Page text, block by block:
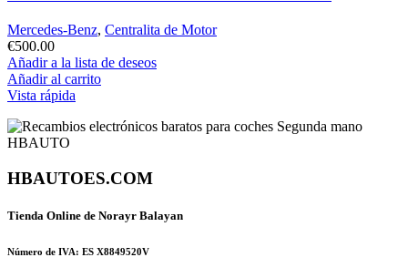
Mercedes-Benz, Centralita de Motor
€500.00
Añadir a la lista de deseos
Añadir al carrito
Vista rápida
HBAUTOES.COM
Tienda Online de Norayr Balayan
Número de IVA: ES X8849520V